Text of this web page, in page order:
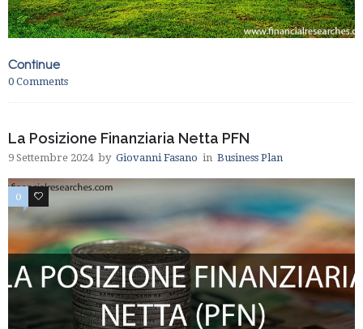
Continue
0 Comments
La Posizione Finanziaria Netta PFN
9 Settembre 2024 by Giovanni Fasano in Business Plan
0 0